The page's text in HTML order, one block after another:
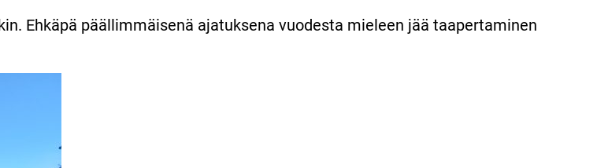
Ehkäpä päällimmäisenä ajatuksena vuodesta mieleen jää taapertaminen